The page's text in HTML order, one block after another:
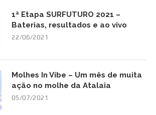
1ª Etapa SURFUTURO 2021 –
Baterias, resultados e ao vivo
22/06/2021
Molhes In Vibe – Um mês de muita
ação no molhe da Atalaia
05/07/2021